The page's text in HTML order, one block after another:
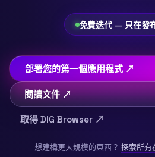
免費迭代 — 只在發
部署您的第一個應用程式 ↗
閱讀文件 ↗
取得 DIG Browser ↗
想建構更大規模的東西？ 探索所有